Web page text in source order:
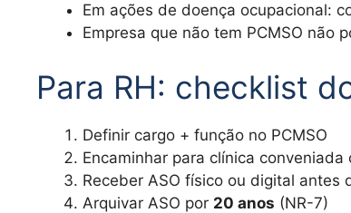
Em ações de doença ocupacional:
Empresa que não tem PCMSO não
Para RH: checklist
Definir cargo + função no PCMSO
Encaminhar para clínica
Receber ASO físico ou digital antes
Arquivar ASO por 20 anos (NR-7)